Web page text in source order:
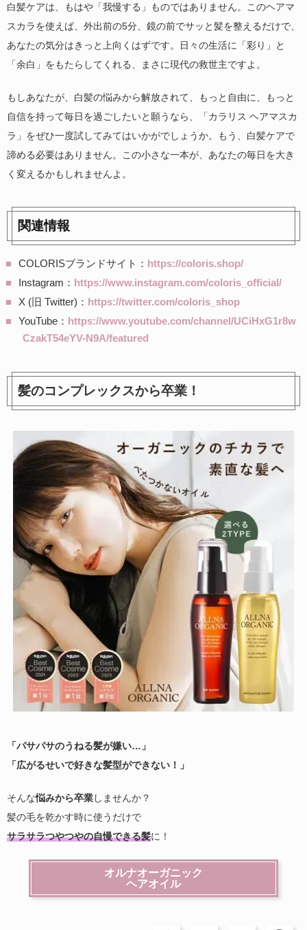
白髪ケアは、もはや「我慢する」ものではありません。このヘアマ
スカラを使えば、外出前の5分、鏡の前でサッと髪を整えるだけで、
あなたの気分はきっと上向くはずです。日々の生活に「彩り」と
「余白」をもたらしてくれる、まさに現代の救世主ですよ。
もしあなたが、白髪の悩みから解放されて、もっと自由に、もっと
自信を持って毎日を過ごしたいと願うなら、「カラリス ヘアマスカ
ラ」をぜひ一度試してみてはいかがでしょうか。もう、白髪ケアで
諦める必要はありません。この小さな一本が、あなたの毎日を大き
く変えるかもしれませんよ。
関連情報
COLORISブランドサイト： https://coloris.shop/
Instagram： https://www.instagram.com/coloris_official/
X (旧 Twitter)： https://twitter.com/coloris_shop
YouTube： https://www.youtube.com/channel/UCiHxG1r8w
CzakT54eYV-N9A/featured
髪のコンプレックスから卒業！
「パサパサのうねる髪が嫌い…」
「広がるせいで好きな髪型ができない！」
そんな悩みから卒業しませんか？
髪の毛を乾かす時に使うだけで
サラサラつやつやの自慢できる髪に！
オルナオーガニック
ヘアオイル